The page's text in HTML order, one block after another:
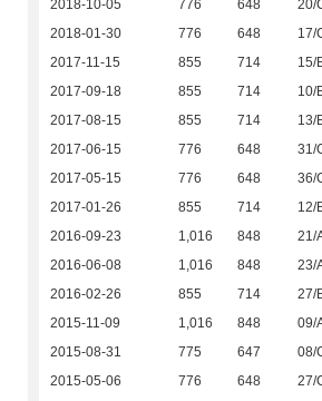
2018-10-05
776 648 20/
2018-01-30
776 648 17/
2017-11-15
855 714 15/
2017-09-18
855 714 10/
2017-08-15
855 714 13/
2017-06-15
776 648 31/
2017-05-15
776 648 36/
2017-01-26
855 714 12/
2016-09-23
1,016 848 21/
2016-06-08
1,016 848 23/
2016-02-26
855 714 27/
2015-11-09
1,016 848 09/
2015-08-31
775 647 08/
2015-05-06
776 648 27/